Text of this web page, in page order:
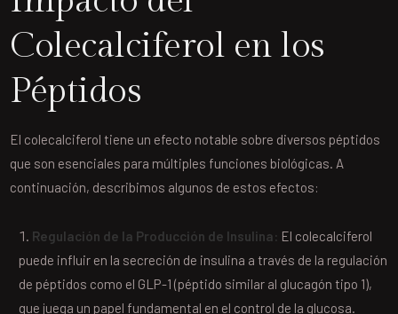
Colecalciferol en los
Péptidos
El colecalciferol tiene un efecto notable sobre diversos péptidos
que son esenciales para múltiples funciones biológicas. A
continuación, describimos algunos de estos efectos:
Regulación de la Producción de Insulina: El colecalciferol
puede influir en la secreción de insulina a través de la regulación
de péptidos como el GLP-1 (péptido similar al glucagón tipo 1),
que juega un papel fundamental en el control de la glucosa.